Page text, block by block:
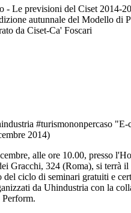
- Le previsioni del Ciset 2014-
autunnale del Modello di
da Ciset-Ca' Foscari
#turismononpercaso
2014)
alle ore 10.00, presso
Gracchi, 324 (Roma), si terrà il
del ciclo di seminari gratuiti e
da Uhindustria con la